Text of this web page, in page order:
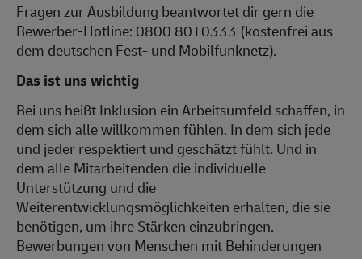
Fragen zur Ausbildung beantwortet dir gern die
Bewerber-Hotline: 0800 8010333 (kostenfrei aus
dem deutschen Fest- und Mobilfunknetz).
Das ist uns wichtig
Bei uns heißt Inklusion ein Arbeitsumfeld schaffen, in
dem sich alle willkommen fühlen. In dem sich jede
und jeder respektiert und geschätzt fühlt. Und in
dem alle Mitarbeitenden die individuelle
Unterstützung und die
Weiterentwicklungsmöglichkeiten erhalten, die sie
benötigen, um ihre Stärken einzubringen.
Bewerbungen von Menschen mit Behinderungen